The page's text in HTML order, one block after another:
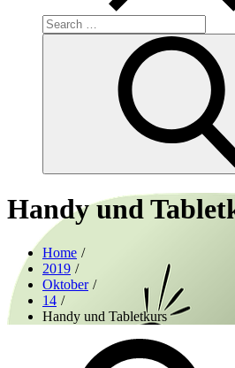
Search
for:
Handy und
Home
2019
Oktober
14
Handy und Tabletkurs